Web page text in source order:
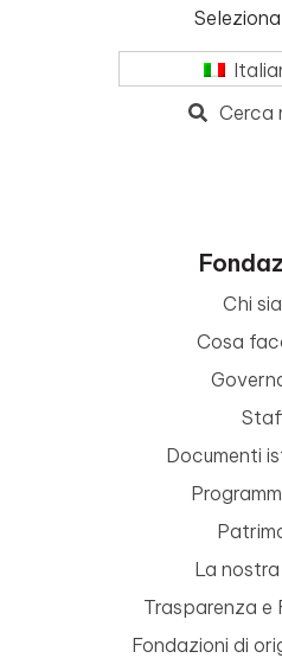
Cerca
Chi
Cosa
Documenti
La
Trasparenza e
Fondazioni di